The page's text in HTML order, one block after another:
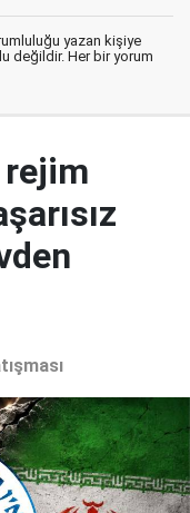
yazan kişiye
değildir. Her bir yorum
rejim